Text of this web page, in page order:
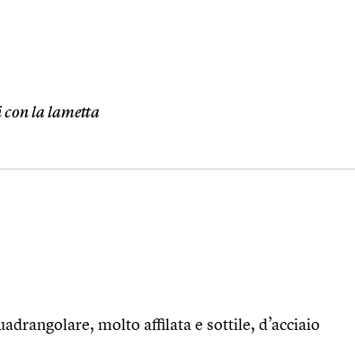
con la lametta
molto affilata e sottile, d’acciaio